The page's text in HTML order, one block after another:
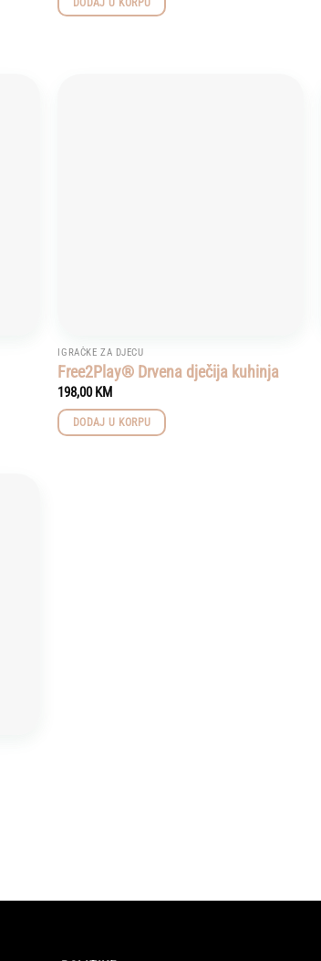
DODAJ U KORPU
IGRAČKE ZA DJECU
Free2Play® Drvena dječija kuhinja
198,00KM
DODAJ U KORPU